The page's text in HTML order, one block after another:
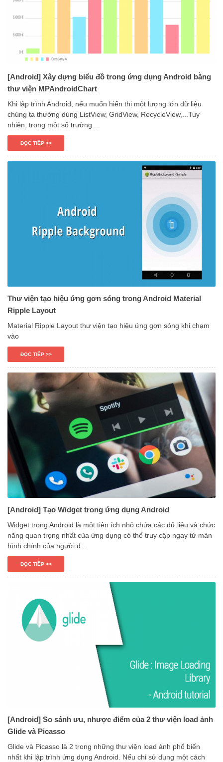
[Android] Xây dựng biểu đồ trong ứng dụng Android bằng
thư viện MPAndroidChart
Khi lập trình Android, nếu muốn hiển thị một lượng lớn dữ liệu
chúng ta thường dùng ListView, GridView, RecycleView,...Tuy
nhiên, trong một số trường ...
ĐỌC TIẾP >>
Thư viện tạo hiệu ứng gơn sóng trong Android Material
Ripple Layout
Material Ripple Layout thư viện tạo hiệu ứng gợn sóng khi chạm
vào
ĐỌC TIẾP >>
[Android] Tạo Widget trong ứng dụng Android
Widget trong Android là một tiện ích nhỏ chứa các dữ liệu và chức
năng quan trọng nhất của ứng dụng có thể truy cập ngay từ màn
hình chính của người d...
ĐỌC TIẾP >>
[Android] So sánh ưu, nhược điểm của 2 thư viện load ảnh
Glide và Picasso
Glide và Picasso là 2 trong những thư viện load ảnh phổ biến
nhất khi lập trình ứng dụng Android. Nếu chỉ sử dụng một cách